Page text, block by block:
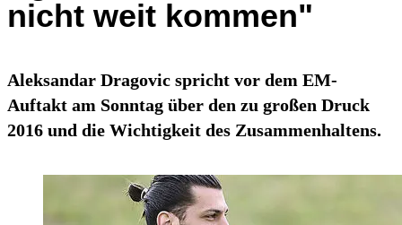
nicht weit kommen"
Aleksandar Dragovic spricht vor dem EM-
Auftakt am Sonntag über den zu großen Druck
2016 und die Wichtigkeit des Zusammenhaltens.